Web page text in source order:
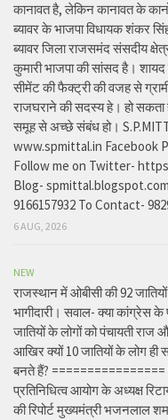
कानावत है, लेकिन कानावत के
ब्यावर के भाजपा विधायक शंकर
ब्यावर जिला राजसमंद संसदीय
कुमारी भाजपा की सांसद है। शायद
सीमेंट की फैक्ट्री की वजह से
राजघराने की सदस्य हे। हो सकता
समूह से अच्छे संबंध हो।
www.spmittal.in Facebook
Follow me on Twitter-
Blog-
9166157932 To Contact-
6 AUG, 2026
NEW
राजस्थान में ओबीसी की 92
भागीदारी। सवाल- क्या कांग्रेस के
जातियों के लोगों को पंचायती राज
आखिर क्यों 10 जातियों के लोग
बनते हैं? ================
प्रतिनिधित्व आयोग के अध्यक्ष
की रिपोर्ट मुख्यमंत्री भजनलाल